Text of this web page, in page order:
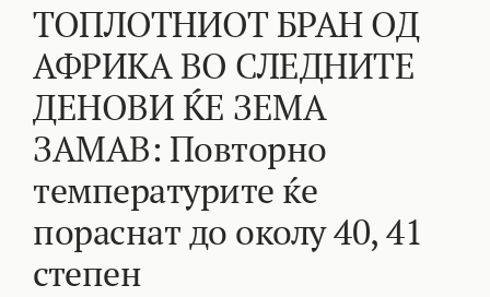
ИНТЕРЕСНО
КОНТАКТ
МАРКЕТИНГ
ТОПЛОТНИОТ БРАН ОД
АФРИКА ВО СЛЕДНИТЕ
ДЕНОВИ ЌЕ ЗЕМА
ЗАМАВ: Повторно
температурите ќе
пораснат до околу 40, 41
степен